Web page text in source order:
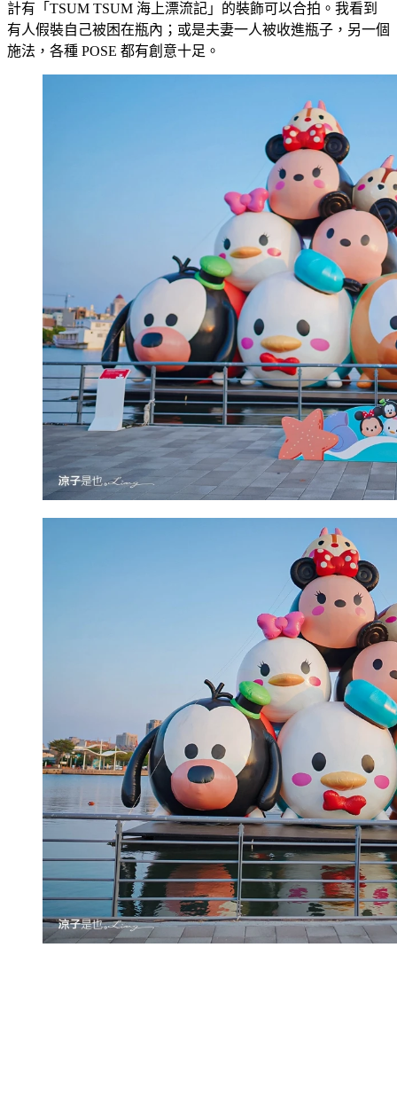
計有「TSUM TSUM 海上漂流記」的裝飾可以合拍。我看到
有人假裝自己被困在瓶內；或是夫妻一人被收進瓶子，另一個
施法，各種 POSE 都有創意十足。